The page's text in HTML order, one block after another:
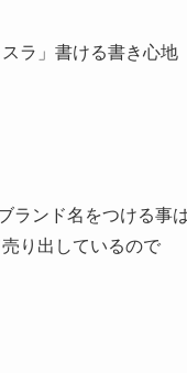
ラ」書ける書き心地
ランド名をつける事
り出しているので